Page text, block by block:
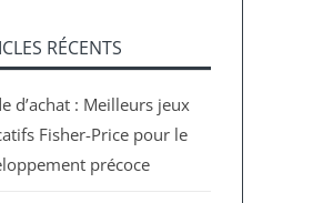
RÉCENTS
d’achat : Meilleurs jeux
Fisher-Price pour le
précoce